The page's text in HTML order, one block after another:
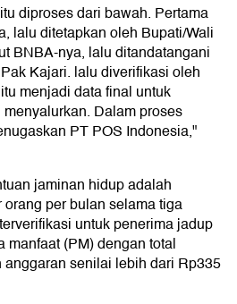
diproses dari bawah. Pertama
lalu ditetapkan oleh Bupati/Wali
BNBA-nya, lalu ditandatangani
Kajari. lalu diverifikasi oleh
menjadi data final untuk
Dalam proses
PT POS Indonesia,"
jaminan hidup adalah
per bulan selama tiga
untuk penerima jadup
(PM) dengan total
senilai lebih dari Rp335